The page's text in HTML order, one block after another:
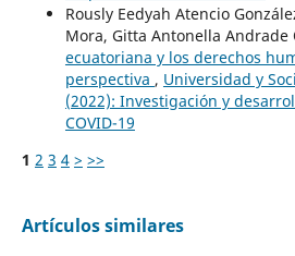
Rously Eedyah Atencio
Mora, Gitta Antonella Andrade
ecuatoriana y los derechos
perspectiva , Universidad y
(2022): Investigación y
COVID-19
1 2 3 4 > >>
Artículos similares